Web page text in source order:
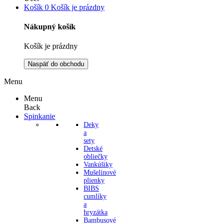
Košík 0 Košík je prázdny
Nákupný košík
Košík je prázdny
Naspäť do obchodu
Menu
Menu
Back
Spinkanie
Deky
a
sety
Detské
obliečky
Vankúšiky
Mušelínové
plienky
BIBS
cumlíky
a
hryzátka
Bambusové